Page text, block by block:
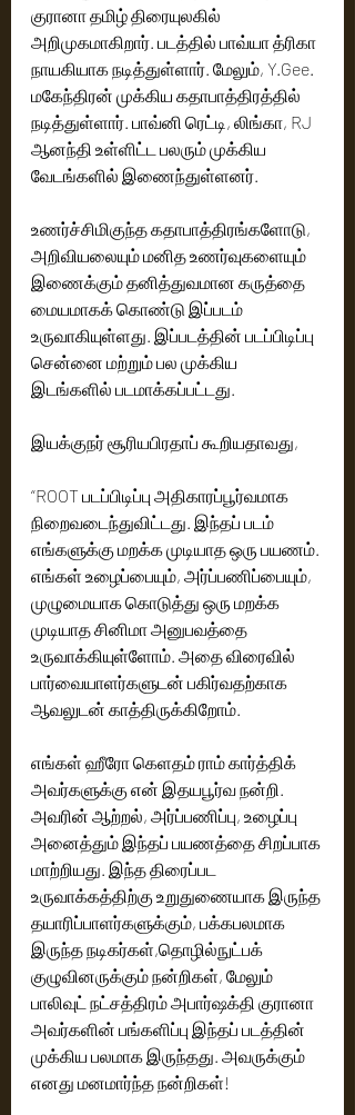
குரானா தமிழ் திரையுலகில்
அறிமுகமாகிறார். படத்தில் பாவ்யா த்ரிகா
நாயகியாக நடித்துள்ளார். மேலும், Y.Gee.
மகேந்திரன் முக்கிய கதாபாத்திரத்தில்
நடித்துள்ளார். பாவ்னி ரெட்டி, லிங்கா, RJ
ஆனந்தி உள்ளிட்ட பலரும் முக்கிய
வேடங்களில் இணைந்துள்ளனர்.
உணர்ச்சிமிகுந்த கதாபாத்திரங்களோடு,
அறிவியலையும் மனித உணர்வுகளையும்
இணைக்கும் தனித்துவமான கருத்தை
மையமாகக் கொண்டு இப்படம்
உருவாகியுள்ளது. இப்படத்தின் படப்பிடிப்பு
சென்னை மற்றும் பல முக்கிய
இடங்களில் படமாக்கப்பட்டது.
இயக்குநர் சூரியபிரதாப் கூறியதாவது,
“ROOT படப்பிடிப்பு அதிகாரப்பூர்வமாக
நிறைவடைந்துவிட்டது. இந்தப் படம்
எங்களுக்கு மறக்க முடியாத ஒரு பயணம்.
எங்கள் உழைப்பையும், அர்ப்பணிப்பையும்,
முழுமையாக கொடுத்து ஒரு மறக்க
முடியாத சினிமா அனுபவத்தை
உருவாக்கியுள்ளோம். அதை விரைவில்
பார்வையாளர்களுடன் பகிர்வதற்காக
ஆவலுடன் காத்திருக்கிறோம்.
எங்கள் ஹீரோ கெளதம் ராம் கார்த்திக்
அவர்களுக்கு என் இதயபூர்வ நன்றி.
அவரின் ஆற்றல், அர்ப்பணிப்பு, உழைப்பு
அனைத்தும் இந்தப் பயணத்தை சிறப்பாக
மாற்றியது. இந்த திரைப்பட
உருவாக்கத்திற்கு உறுதுணையாக இருந்த
தயாரிப்பாளர்களுக்கும், பக்கபலமாக
இருந்த நடிகர்கள்,தொழில்நுட்பக்
குழுவினருக்கும் நன்றிகள், மேலும்
பாலிவுட் நட்சத்திரம் அபார்ஷக்தி குரானா
அவர்களின் பங்களிப்பு இந்தப் படத்தின்
முக்கிய பலமாக இருந்தது. அவருக்கும்
எனது மனமார்ந்த நன்றிகள்!